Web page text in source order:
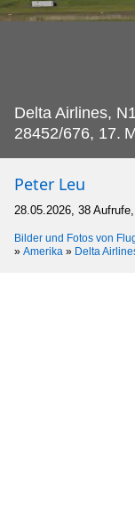
Delta Airlines,
28452/676, 17.
Peter Leu
28.05.2026, 38
Bilder und Fotos von
» Amerika » Delta